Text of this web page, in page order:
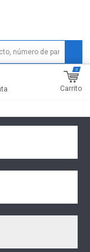
Carrito
0